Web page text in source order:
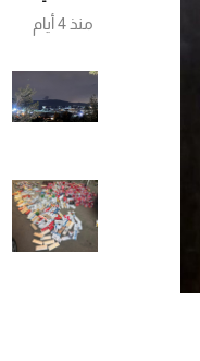
وتمشيط باتجاه
منذ 4 أيام